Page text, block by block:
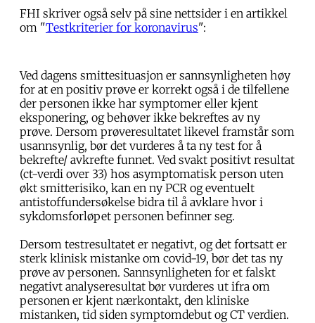
FHI skriver også selv på sine nettsider i en artikkel
om "Testkriterier for koronavirus":
Ved dagens smittesituasjon er sannsynligheten høy
for at en positiv prøve er korrekt også i de tilfellene
der personen ikke har symptomer eller kjent
eksponering, og behøver ikke bekreftes av ny
prøve. Dersom prøveresultatet likevel framstår som
usannsynlig, bør det vurderes å ta ny test for å
bekrefte/ avkrefte funnet. Ved svakt positivt resultat
(ct-verdi over 33) hos asymptomatisk person uten
økt smitterisiko, kan en ny PCR og eventuelt
antistoffundersøkelse bidra til å avklare hvor i
sykdomsforløpet personen befinner seg.
Dersom testresultatet er negativt, og det fortsatt er
sterk klinisk mistanke om covid-19, bør det tas ny
prøve av personen. Sannsynligheten for et falskt
negativt analyseresultat bør vurderes ut ifra om
personen er kjent nærkontakt, den kliniske
mistanken, tid siden symptomdebut og CT verdien.